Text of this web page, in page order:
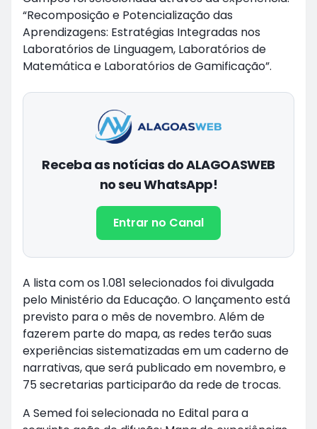
“Recomposição e Potencialização das
Aprendizagens: Estratégias Integradas nos
Laboratórios de Linguagem, Laboratórios de
Matemática e Laboratórios de Gamificação”.
Receba as notícias do ALAGOASWEB
no seu WhatsApp!
Entrar no Canal
A lista com os 1.081 selecionados foi divulgada
pelo Ministério da Educação. O lançamento está
previsto para o mês de novembro. Além de
fazerem parte do mapa, as redes terão suas
experiências sistematizadas em um caderno de
narrativas, que será publicado em novembro, e
75 secretarias participarão da rede de trocas.
A Semed foi selecionada no Edital para a